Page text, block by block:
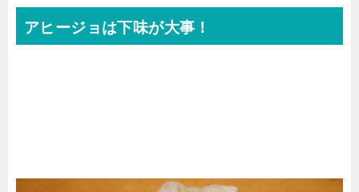
アヒージョは下味が大事！